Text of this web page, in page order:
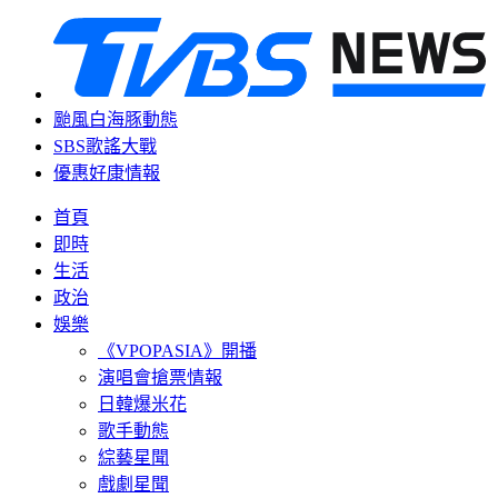
颱風白海豚動態
SBS歌謠大戰
優惠好康情報
首頁
即時
生活
政治
娛樂
《VPOPASIA》開播
演唱會搶票情報
日韓爆米花
歌手動態
綜藝星聞
戲劇星聞